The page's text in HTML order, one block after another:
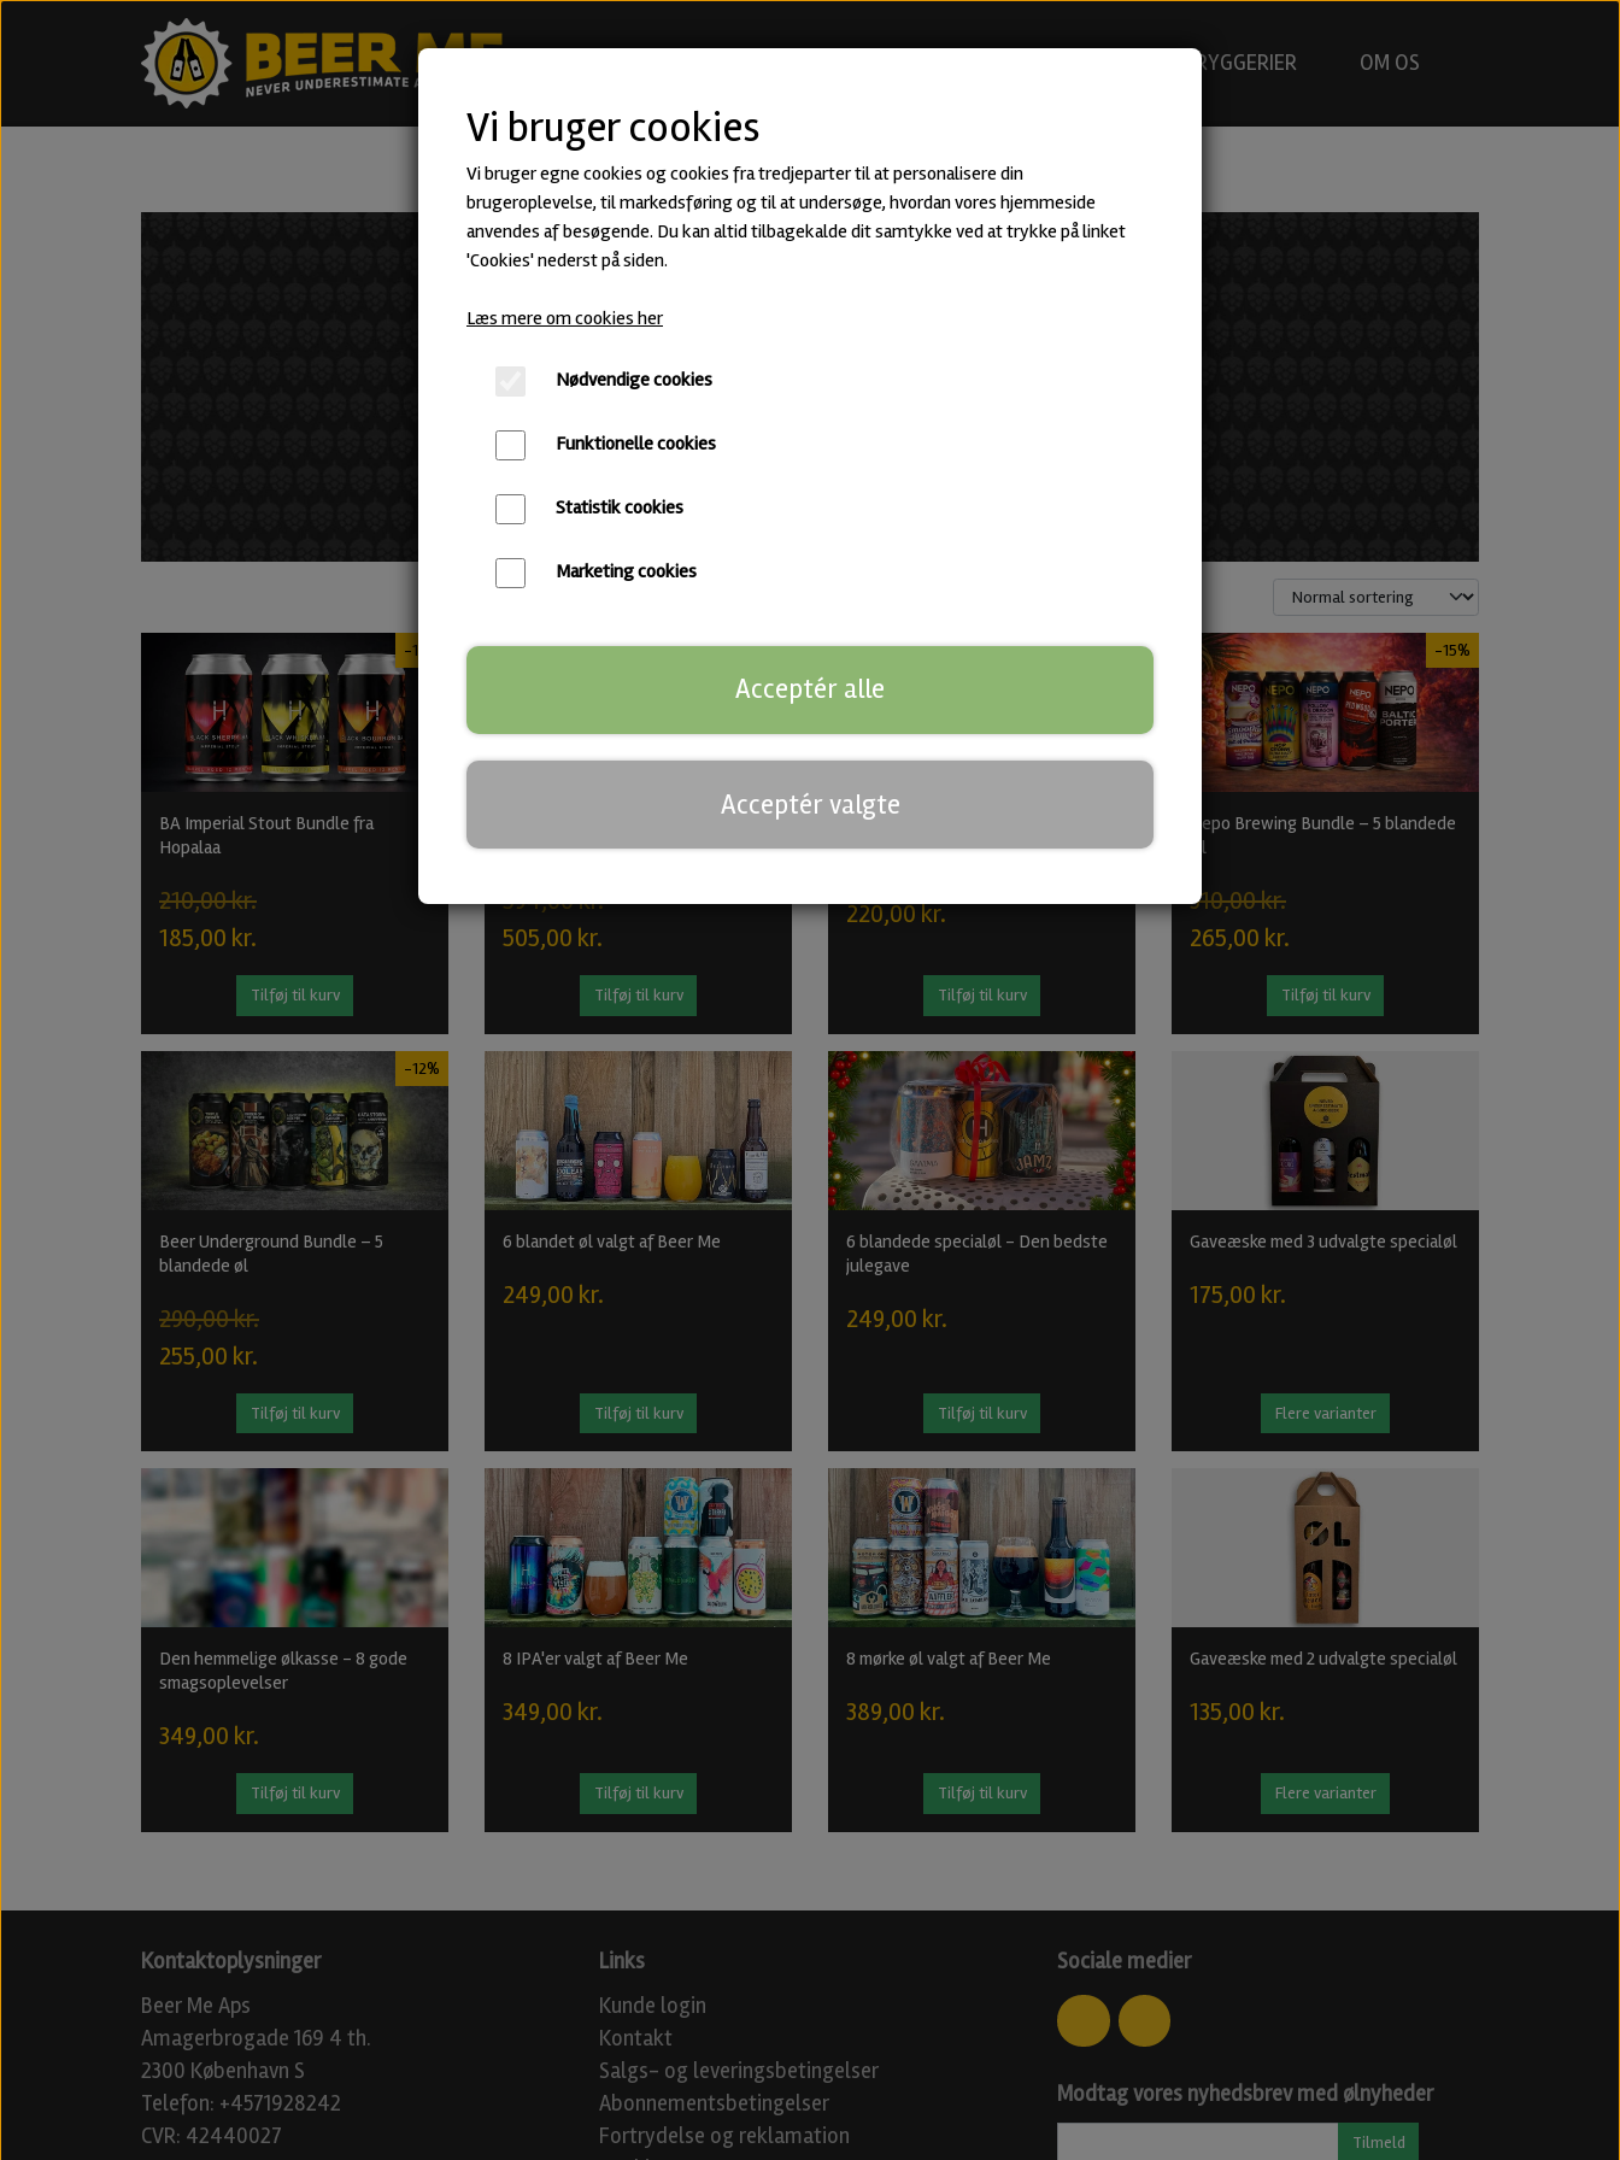
BRYGGERIER OM OS
-12%
BA Imperial Stout Bundle fra
Hopalaa
210,00 kr.
185,00 kr.
Tilføj til kurv
-15%
Bundle (6 stk.)
594,00 kr.
505,00 kr.
Tilføj til kurv
-20%
Genys Bundle – 5 blandede Øl
220,00 kr.
Tilføj til kurv
-15%
Nepo Brewing Bundle – 5 blandede
Øl
310,00 kr.
265,00 kr.
Tilføj til kurv
-12%
Beer Underground Bundle – 5
blandede øl
290,00 kr.
255,00 kr.
Tilføj til kurv
6 blandet øl valgt af Beer Me
249,00 kr.
Tilføj til kurv
6 blandede specialøl - Den bedste
julegave
249,00 kr.
Tilføj til kurv
Gaveæske med 3 udvalgte specialøl
175,00 kr.
Flere varianter
Den hemmelige ølkasse - 8 gode
smagsoplevelser
349,00 kr.
Tilføj til kurv
8 IPA'er valgt af Beer Me
349,00 kr.
Tilføj til kurv
8 mørke øl valgt af Beer Me
389,00 kr.
Tilføj til kurv
Gaveæske med 2 udvalgte specialøl
135,00 kr.
Flere varianter
Kontaktoplysninger
Beer Me Aps
Amagerbrogade 169 4 th.
2300 København S
Telefon: +4571928242
CVR: 42440027
Links
Kunde login
Kontakt
Salgs- og leveringsbetingelser
Abonnementsbetingelser
Fortrydelse og reklamation
Sociale medier
Modtag vores nyhedsbrev med ølnyheder
Tilmeld
Vi bruger cookies
Vi bruger egne cookies og cookies fra tredjeparter til at personalisere din
brugeroplevelse, til markedsføring og til at undersøge, hvordan vores hjemmeside
anvendes af besøgende. Du kan altid tilbagekalde dit samtykke ved at trykke på linket
'Cookies' nederst på siden.
Læs mere om cookies her
Nødvendige cookies
Funktionelle cookies
Statistik cookies
Marketing cookies
Acceptér alle
Acceptér valgte